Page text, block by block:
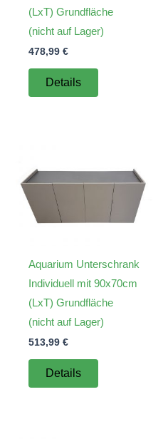
(LxT) Grundfläche
(nicht auf Lager)
478,99 €
Details
Aquarium Unterschrank
Individuell mit 90x70cm
(LxT) Grundfläche
(nicht auf Lager)
513,99 €
Details